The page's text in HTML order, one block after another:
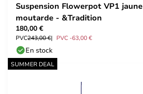
Suspension Flowerpot VP1 jaune
moutarde - &Tradition
180,00 €
PVC243,00 € PVC -63,00 €
En stock
SUMMER DEAL